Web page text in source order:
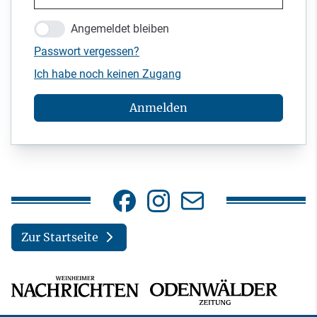
Angemeldet bleiben
Passwort vergessen?
Ich habe noch keinen Zugang
Anmelden
Zur Startseite